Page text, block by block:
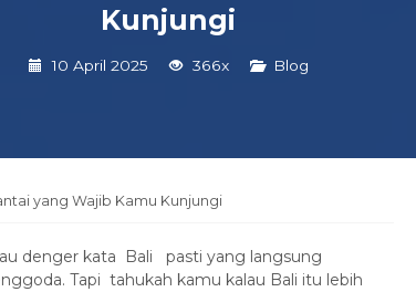
Kunjungi
10 April 2025 366x Blog
yang Wajib Kamu Kunjungi
denger kata Bali pasti yang langsung
Tapi tahukah kamu kalau Bali itu lebih